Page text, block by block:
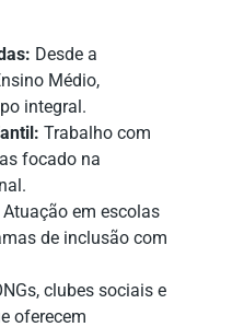
Desde a
Médio,
integral.
Trabalho com
focado na
Atuação em escolas
de inclusão com
clubes sociais e
oferecem